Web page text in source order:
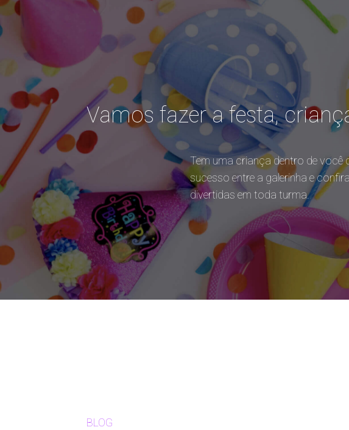
Vamos fazer a festa,
Tem uma criança dentro de você
sucesso entre a galerinha e
divertidas em toda turma.
BLOG